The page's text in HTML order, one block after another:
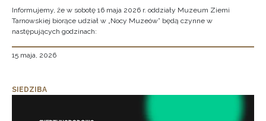
Informujemy, że w sobotę 16 maja 2026 r. oddziały Muzeum Ziemi
Tarnowskiej biorące udział w „Nocy Muzeów” będą czynne w
następujących godzinach:
15 maja, 2026
SIEDZIBA